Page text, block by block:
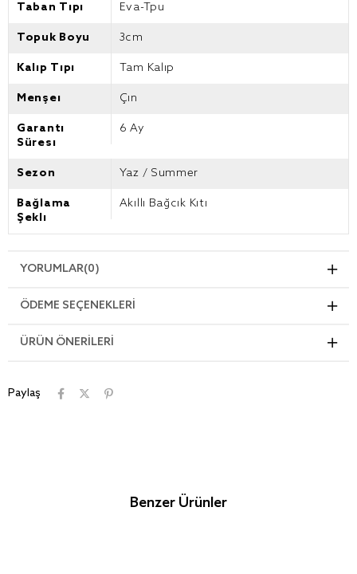
Taban Tipi Eva-Tpu
Topuk Boyu 3cm
Kalıp Tipi Tam Kalıp
Menşei Çin
Garanti
Süresi
6 Ay
Sezon Yaz / Summer
Bağlama
Şekli
Akıllı Bağcık Kiti
YORUMLAR(0)
ÖDEME SEÇENEKLERI
ÜRÜN ÖNERILERI
Paylaş
Benzer Ürünler